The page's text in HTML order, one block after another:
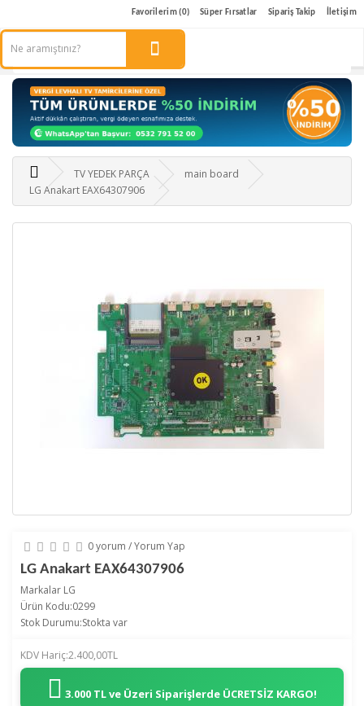
Favorilerim (0) Süper Fırsatlar Sipariş Takip İletişim
TV YEDEK PARÇA
main board
LG Anakart EAX64307906
0 yorum /Yorum Yap
LG Anakart EAX64307906
Markalar LG
Ürün Kodu:0299
Stok Durumu:Stokta var
KDV Hariç:2.400,00TL
3.000 TL ve Üzeri Siparişlerde ÜCRETSİZ KARGO!